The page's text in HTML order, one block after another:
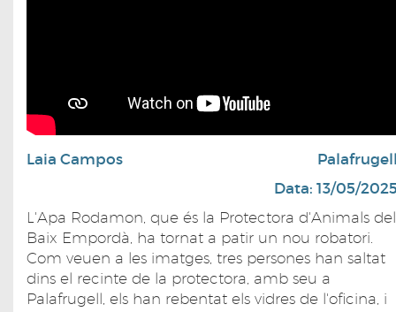
Laia Campos
Data: 13/05/
L'Apa Rodamon, que és la Protectora d'Animals del
Baix Empordà, ha tornat a patir un nou robatori.
Com veuen a les imatges, tres persones han saltat
dins el recinte de la protectora, amb seu a
Palafrugell, els han rebentat els vidres de l'oficina, i